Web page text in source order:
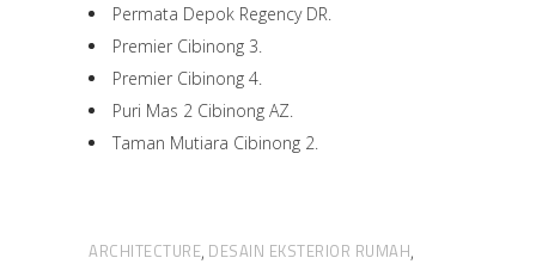
Permata Depok Regency DR.
Premier Cibinong 3.
Premier Cibinong 4.
Puri Mas 2 Cibinong AZ.
Taman Mutiara Cibinong 2.
ARCHITECTURE, DESAIN EKSTERIOR RUMAH,